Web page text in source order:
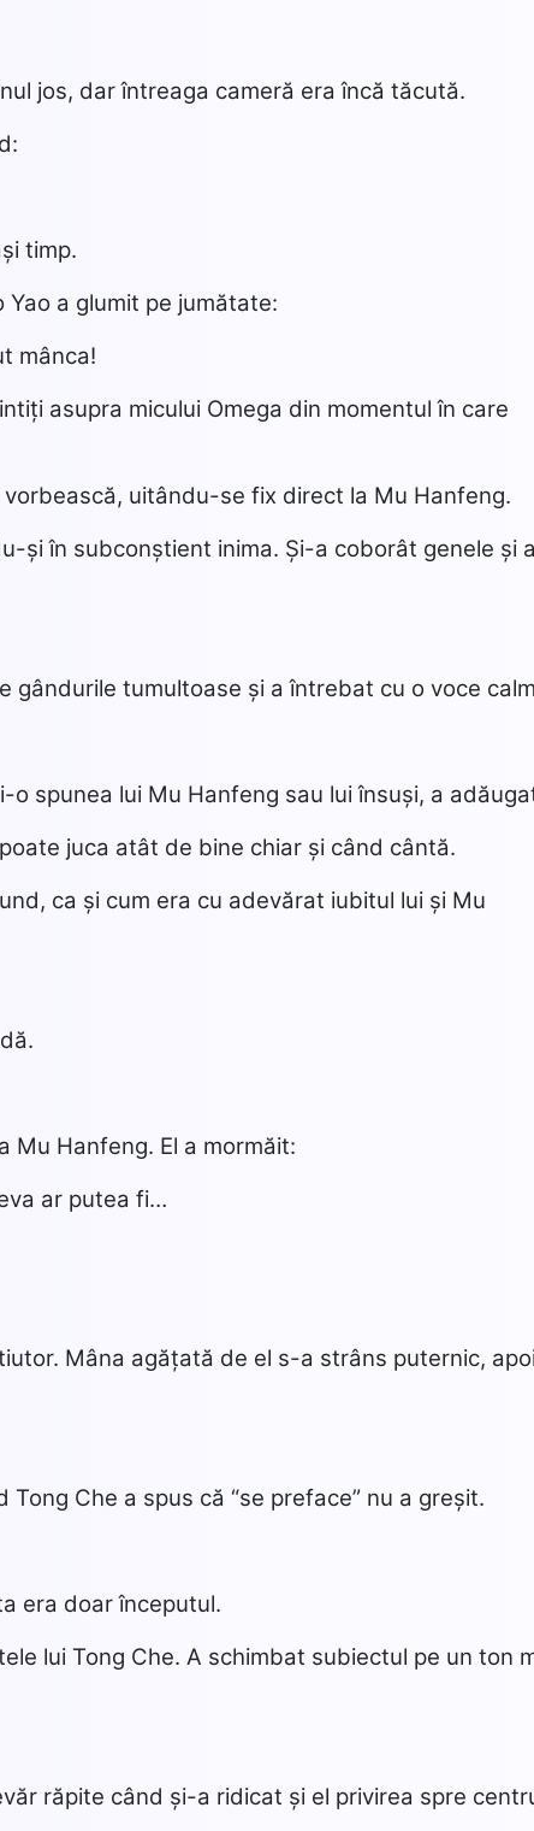
jos, dar întreaga cameră era încă tăcută.
timp.
a glumit pe jumătate:
mânca!
asupra micului Omega din momentul în care
uitându-se fix direct la Mu Hanfeng.
și în subconștient inima. Și-a coborât genele și
gândurile tumultoase și a întrebat cu o voce
spunea lui Mu Hanfeng sau lui însuși, a
juca atât de bine chiar și când cântă.
ca și cum era cu adevărat iubitul lui și Mu
Mu Hanfeng. El a mormăit:
ar putea fi…
Mâna agățată de el s-a strâns puternic,
Che a spus că “se preface” nu a greșit.
era doar începutul.
lui Tong Che. A schimbat subiectul pe un ton
răpite când și-a ridicat și el privirea spre